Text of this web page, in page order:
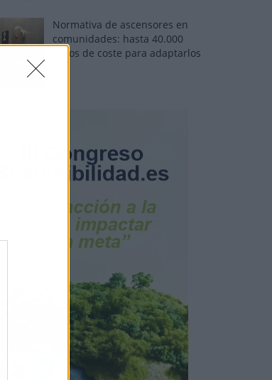
Normativa de ascensores en
comunidades: hasta 40.000
euros de coste para adaptarlos